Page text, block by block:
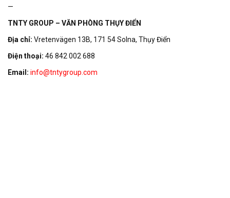
—
TNTY GROUP – VĂN PHÒNG THỤY ĐIỂN
Địa chỉ: Vretenvägen 13B, 171 54 Solna, Thụy Điển
Điện thoại: 46 842 002 688
Email: info@tntygroup.com